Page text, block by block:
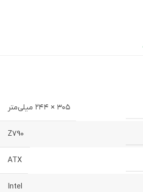
۳۰۵ × ۲۴۴ میلی‌متر
Z790
ATX
Intel